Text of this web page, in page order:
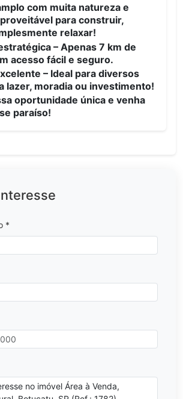
com muita natureza e
para construir,
relaxar!
– Apenas 7 km de
acesso fácil e seguro.
– Ideal para diversos
lazer, moradia ou investimento!
oportunidade única e venha
paraíso!
*